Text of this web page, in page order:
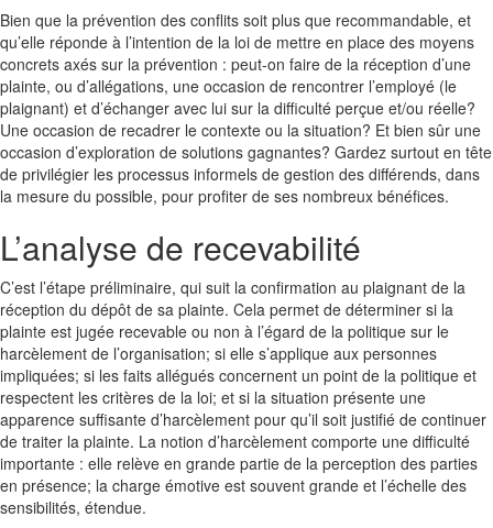
Bien que la prévention des conflits soit plus que recommandable, et
qu’elle réponde à l’intention de la loi de mettre en place des moyens
concrets axés sur la prévention : peut-on faire de la réception d’une
plainte, ou d’allégations, une occasion de rencontrer l’employé (le
plaignant) et d’échanger avec lui sur la difficulté perçue et/ou réelle?
Une occasion de recadrer le contexte ou la situation? Et bien sûr une
occasion d’exploration de solutions gagnantes? Gardez surtout en tête
de privilégier les processus informels de gestion des différends, dans
la mesure du possible, pour profiter de ses nombreux bénéfices.
L’analyse de recevabilité
C’est l’étape préliminaire, qui suit la confirmation au plaignant de la
réception du dépôt de sa plainte. Cela permet de déterminer si la
plainte est jugée recevable ou non à l’égard de la politique sur le
harcèlement de l’organisation; si elle s’applique aux personnes
impliquées; si les faits allégués concernent un point de la politique et
respectent les critères de la loi; et si la situation présente une
apparence suffisante d’harcèlement pour qu’il soit justifié de continuer
de traiter la plainte. La notion d’harcèlement comporte une difficulté
importante : elle relève en grande partie de la perception des parties
en présence; la charge émotive est souvent grande et l’échelle des
sensibilités, étendue.